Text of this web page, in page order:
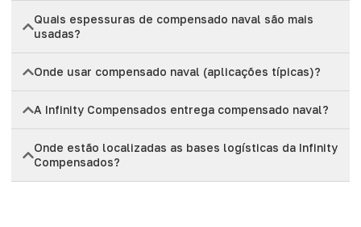
Quais espessuras de compensado naval são mais
usadas?
Onde usar compensado naval (aplicações típicas)?
A Infinity Compensados entrega compensado naval?
Onde estão localizadas as bases logísticas da Infinity
Compensados?